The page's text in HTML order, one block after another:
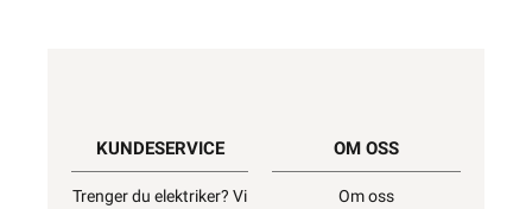
KUNDESERVICE
Trenger du elektriker? Vi
OM OSS
Om oss